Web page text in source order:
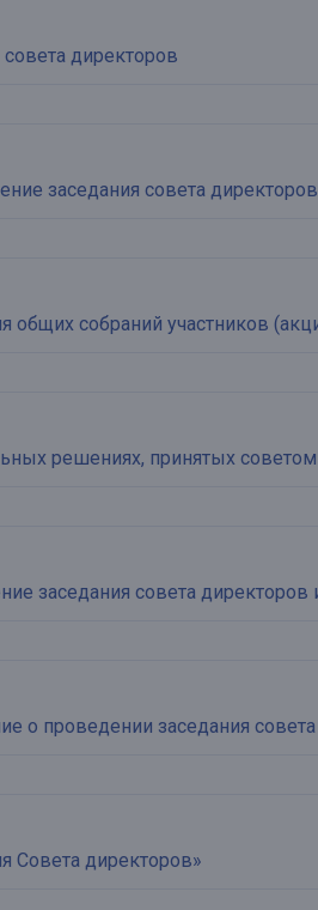
директоров
заседания совета директоров
собраний участников
решениях, принятых
заседания совета директоров
проведении заседания
Совета директоров»